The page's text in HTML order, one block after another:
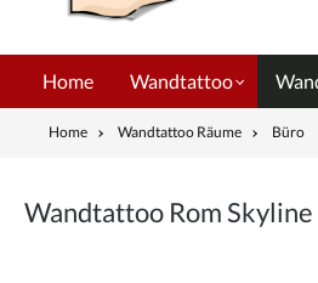
Home Wandtattoo
Home Wandtattoo Räume Büro
Wandtattoo Rom